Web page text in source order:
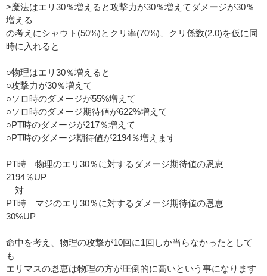
>魔法はエリ30％増えると攻撃力が30％増えてダメージが30％
増える
の考えにシャウト(50%)とクリ率(70%)、クリ係数(2.0)を仮に同
時に入れると
○物理はエリ30％増えると
○攻撃力が30％増えて
○ソロ時のダメージが55%増えて
○ソロ時のダメージ期待値が622%増えて
○PT時のダメージが217％増えて
○PT時のダメージ期待値が2194％増えます
PT時 物理のエリ30％に対するダメージ期待値の恩恵
2194％UP
対
PT時 マジのエリ30％に対するダメージ期待値の恩恵
30%UP
命中を考え、物理の攻撃が10回に1回しか当らなかったとして
も
エリマスの恩恵は物理の方が圧倒的に高いという事になります